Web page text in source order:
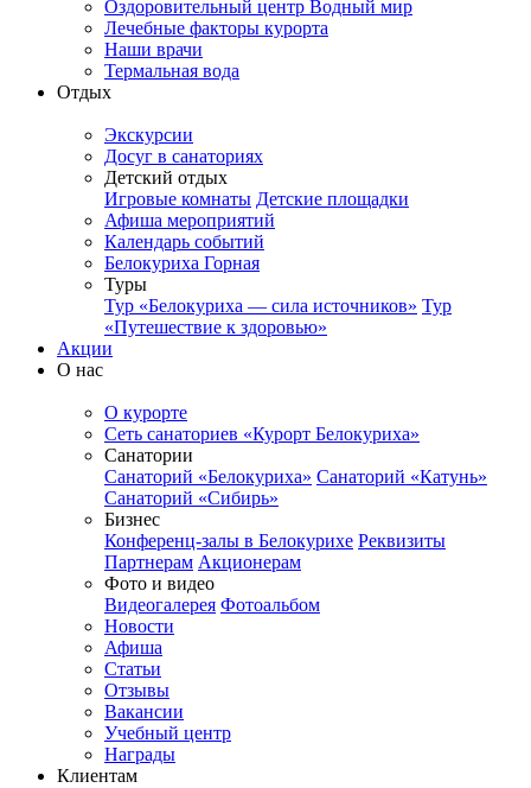
Оздоровительный центр Водный мир
Лечебные факторы курорта
Наши врачи
Термальная вода
Отдых
Экскурсии
Досуг в санаториях
Детский отдых
Игровые комнаты Детские площадки
Афиша мероприятий
Календарь событий
Белокуриха Горная
Туры
Тур «Белокуриха — сила источников» Тур
«Путешествие к здоровью»
Акции
О нас
О курорте
Сеть санаториев «Курорт Белокуриха»
Санатории
Санаторий «Белокуриха» Санаторий «Катунь»
Санаторий «Сибирь»
Бизнес
Конференц-залы в Белокурихе Реквизиты
Партнерам Акционерам
Фото и видео
Видеогалерея Фотоальбом
Новости
Афиша
Статьи
Отзывы
Вакансии
Учебный центр
Награды
Клиентам